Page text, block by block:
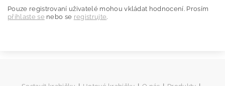
Pouze registrovaní uživatelé mohou vkládat hodnocení. Prosím
přihlaste se nebo se registrujte.